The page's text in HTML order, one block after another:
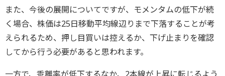
また、今後の展開についてですが、モメンタムの低下が続
く場合、株価は25日移動平均線辺りまで下落することが考
えられるため、押し目買いは控えるか、下げ止まりを確認
してから行う必要があると思われます。